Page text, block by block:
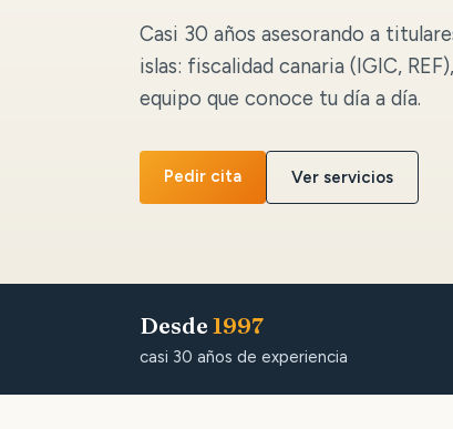
Casi 30 años asesorando a
islas: fiscalidad canaria (IGIC,
equipo que conoce tu día a día.
Pedir cita Ver servicios
Desde 1997
casi 30 años de experiencia